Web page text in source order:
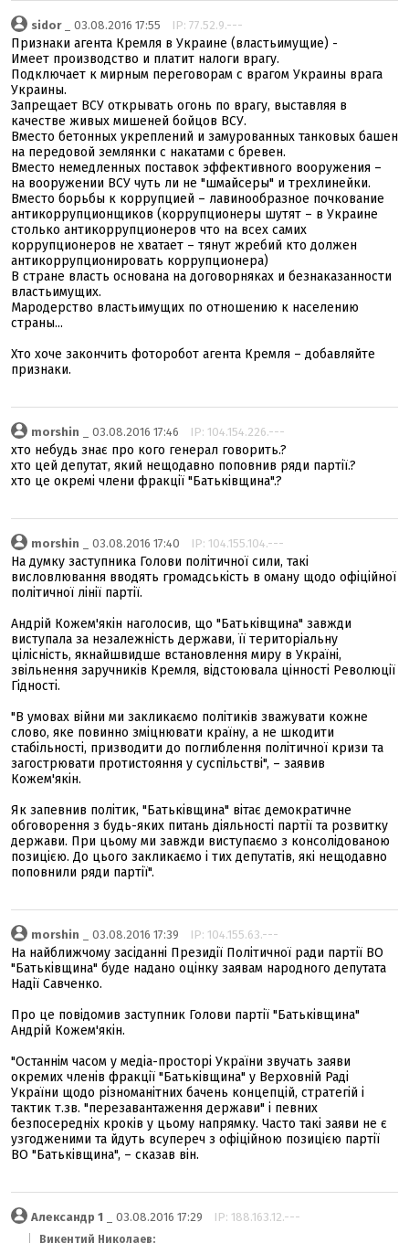
sidor_ 03.08.2016 17:55 IP: 77.52.9.---
Признаки агента Кремля в Украине (властьимущие) -
Имеет производство и платит налоги врагу.
Подключает к мирным переговорам с врагом Украины врага
Украины.
Запрещает ВСУ открывать огонь по врагу, выставляя в
качестве живых мишеней бойцов ВСУ.
Вместо бетонных укреплений и замурованных танковых башен
на передовой землянки с накатами с бревен.
Вместо немедленных поставок эффективного вооружения –
на вооружении ВСУ чуть ли не "шмайсеры" и трехлинейки.
Вместо борьбы к коррупцией – лавинообразное почкование
антикоррупционщиков (коррупционеры шутят – в Украине
столько антикоррупционеров что на всех самих
коррупционеров не хватает – тянут жребий кто должен
антикоррупционировать коррупционера)
В стране власть основана на договорняках и безнаказанности
властьимущих.
Мародерство властьимущих по отношению к населению
страны...
Хто хоче закончить фоторобот агента Кремля – добавляйте
признаки.
morshin _ 03.08.2016 17:46 IP: 104.154.226.---
хто небудь знає про кого генерал говорить.?
хто цей депутат, який нещодавно поповнив ряди партії.?
хто це окремі члени фракції "Батьківщина".?
morshin _ 03.08.2016 17:40 IP: 104.155.104.---
На думку заступника Голови політичної сили, такі
висловлювання вводять громадськість в оману щодо офіційної
політичної лінії партії.
Андрій Кожем'якін наголосив, що "Батьківщина" завжди
виступала за незалежність держави, її територіальну
цілісність, якнайшвидше встановлення миру в Україні,
звільнення заручників Кремля, відстоювала цінності Революції
Гідності.
"В умовах війни ми закликаємо політиків зважувати кожне
слово, яке повинно зміцнювати країну, а не шкодити
стабільності, призводити до поглиблення політичної кризи та
загострювати протистояння у суспільстві", – заявив
Кожем'якін.
Як запевнив політик, "Батьківщина" вітає демократичне
обговорення з будь-яких питань діяльності партії та розвитку
держави. При цьому ми завжди виступаємо з консолідованою
позицією. До цього закликаємо і тих депутатів, які нещодавно
поповнили ряди партії".
morshin _ 03.08.2016 17:39 IP: 104.155.63.---
На найближчому засіданні Президії Політичної ради партії ВО
"Батьківщина" буде надано оцінку заявам народного депутата
Надії Савченко.
Про це повідомив заступник Голови партії "Батьківщина"
Андрій Кожем'якін.
"Останнім часом у медіа-просторі України звучать заяви
окремих членів фракції "Батьківщина" у Верховній Раді
України щодо різноманітних бачень концепцій, стратегій і
тактик т.зв. "перезавантаження держави" і певних
безпосередніх кроків у цьому напрямку. Часто такі заяви не є
узгодженими та йдуть всупереч з офіційною позицією партії
ВО "Батьківщина", – сказав він.
Александр 1 _ 03.08.2016 17:29 IP: 188.163.12.---
Викентий Николаев: